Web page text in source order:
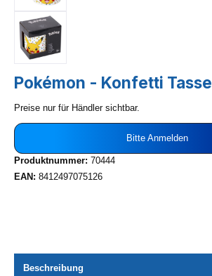
Pokémon - Konfetti Tasse
Preise nur für Händler sichtbar.
Bitte Anmelden
Produktnummer: 70444
EAN: 8412497075126
Beschreibung